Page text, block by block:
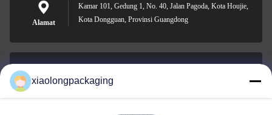
Alamat
Kamar 101, Gedung 1, No. 40, Jalan Pagoda, Kota Houjie,
Kota Dongguan, Provinsi Guangdong
Tina@xiaolongpackaging.com
xiaolongpackaging